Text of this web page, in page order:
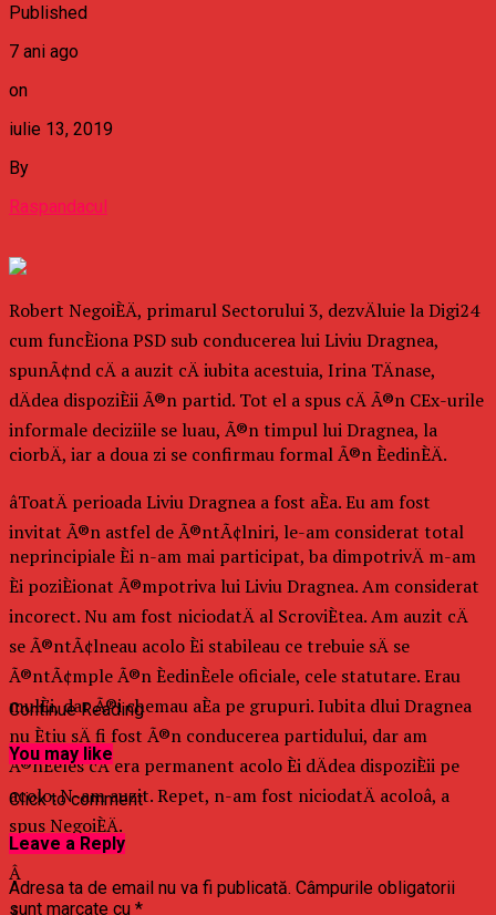
Published
7 ani ago
on
iulie 13, 2019
By
Raspandacul
Robert NegoiÈÄ, primarul Sectorului 3, dezvÄluie la Digi24
cum funcÈiona PSD sub conducerea lui Liviu Dragnea,
spunÃ¢nd cÄ a auzit cÄ iubita acestuia, Irina TÄnase,
dÄdea dispoziÈii Ã®n partid. Tot el a spus cÄ Ã®n CEx-urile
informale deciziile se luau, Ã®n timpul lui Dragnea, la
ciorbÄ, iar a doua zi se confirmau formal Ã®n ÈedinÈÄ.
âToatÄ perioada Liviu Dragnea a fost aÈa. Eu am fost
invitat Ã®n astfel de Ã®ntÃ¢lniri, le-am considerat total
neprincipiale Èi n-am mai participat, ba dimpotrivÄ m-am
Èi poziÈionat Ã®mpotriva lui Liviu Dragnea. Am considerat
incorect. Nu am fost niciodatÄ al ScroviÈtea. Am auzit cÄ
se Ã®ntÃ¢lneau acolo Èi stabileau ce trebuie sÄ se
Ã®ntÃ¢mple Ã®n ÈedinÈele oficiale, cele statutare. Erau
mulÈi, dar Ã®i chemau aÈa pe grupuri. Iubita dlui Dragnea
nu Ètiu sÄ fi fost Ã®n conducerea partidului, dar am
Ã®nÈeles cÄ era permanent acolo Èi dÄdea dispoziÈii pe
acolo. N-am auzit. Repet, n-am fost niciodatÄ acoloâ, a
spus NegoiÈÄ.
Â
Continue Reading
You may like
Click to comment
Leave a Reply
Adresa ta de email nu va fi publicată. Câmpurile obligatorii
sunt marcate cu *